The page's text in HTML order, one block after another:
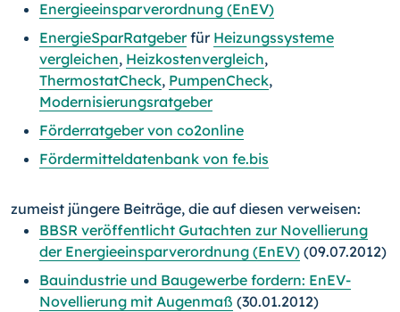
Energieeinsparverordnung (EnEV)
EnergieSparRatgeberfür Heizungssysteme
vergleichen, Heizkostenvergleich,
ThermostatCheck, PumpenCheck,
Modernisierungsratgeber
Förderratgeber von co2online
Fördermitteldatenbank von fe.bis
zumeist jüngere Beiträge, die auf diesen verweisen:
BBSR veröffentlicht Gutachten zur Novellierung
der Energieeinsparverordnung (EnEV) (09.07.2012)
Bauindustrie und Baugewerbe fordern: EnEV-
Novellierung mit Augenmaß (30.01.2012)